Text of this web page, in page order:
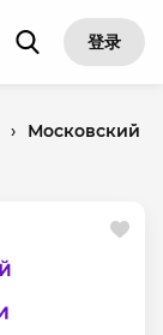
登录
›
Московский